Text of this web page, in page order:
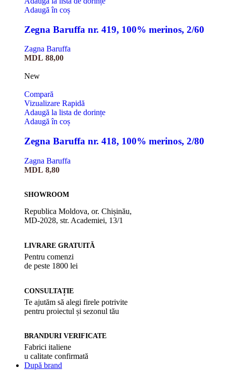
Adaugă în coș
Zegna Baruffa nr. 419, 100% merinos, 2/60
Zagna Baruffa
MDL 88,00
New
Compară
Vizualizare Rapidă
Adaugă la lista de dorințe
Adaugă în coș
Zegna Baruffa nr. 418, 100% merinos, 2/80
Zagna Baruffa
MDL 8,80
SHOWROOM
Republica Moldova, or. Chișinău,
MD-2028, str. Academiei, 13/1
LIVRARE GRATUITĂ
Pentru comenzi
de peste 1800 lei
CONSULTAȚIE
Te ajutăm să alegi firele potrivite
pentru proiectul și sezonul tău
BRANDURI VERIFICATE
Fabrici italiene
u calitate confirmată
După brand